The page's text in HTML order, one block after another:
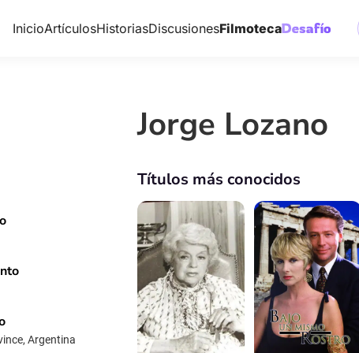
InicioArtículosHistoriasDiscusionesFilmoteca
Argentina
Jorge Lozano
Títulos más conocidos